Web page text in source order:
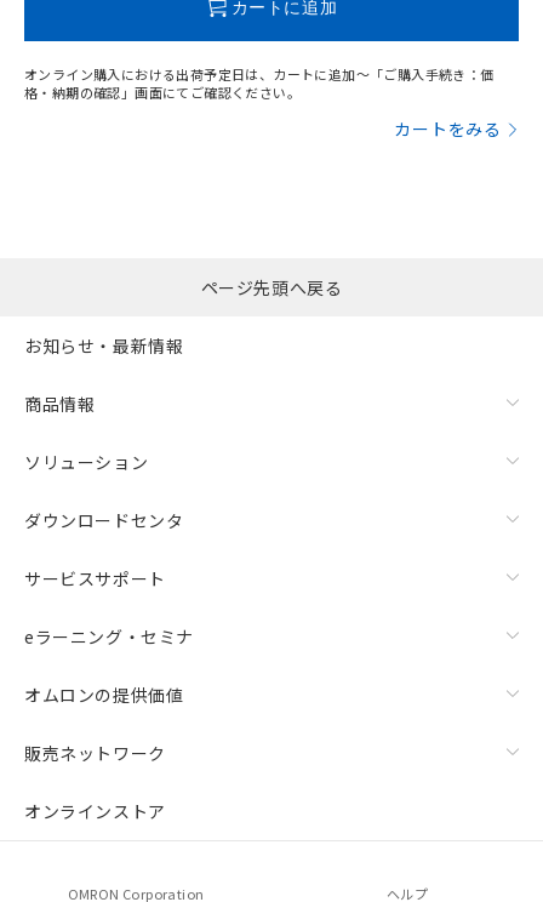
カートに追加
オンライン購入における出荷予定日は、カートに追加～「ご購入手続き：価
格・納期の確認」画面にてご確認ください。
カートをみる
ページ先頭へ戻る
お知らせ・最新情報
商品情報
ソリューション
ダウンロードセンタ
サービスサポート
eラーニング・セミナ
オムロンの提供価値
販売ネットワーク
オンラインストア
OMRON Corporation ヘルプ